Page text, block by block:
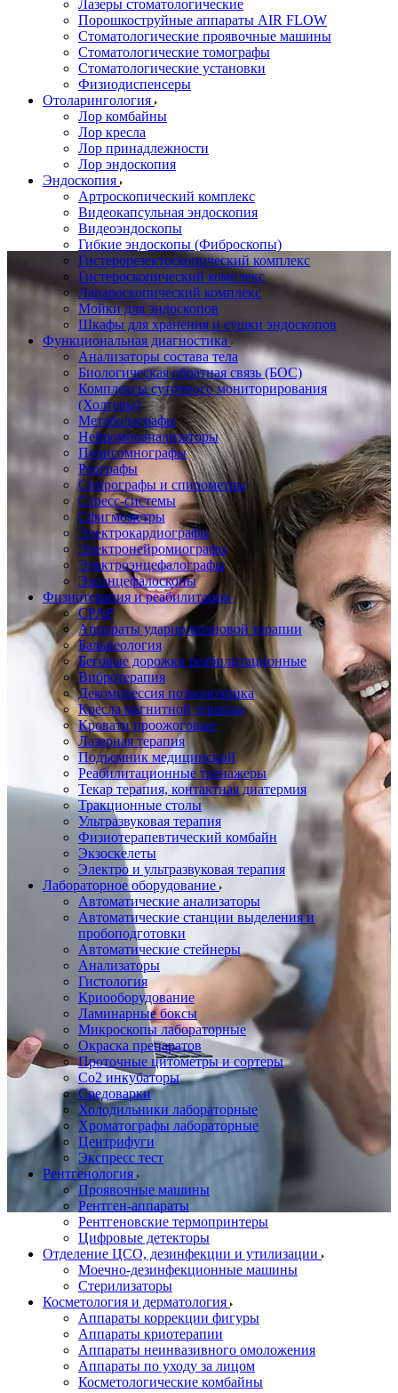
Лазеры стоматологические
Порошкоструйные аппараты AIR FLOW
Стоматологические проявочные машины
Стоматологические томографы
Стоматологические установки
Физиодиспенсеры
Отоларингология
Лор комбайны
Лор кресла
Лор принадлежности
Лор эндоскопия
Эндоскопия
Артроскопический комплекс
Видеокапсульная эндоскопия
Видеоэндоскопы
Гибкие эндоскопы (Фиброcкопы)
Гистерорезектоскопический комплекс
Гистероскопический комплекс
Лапароскопический комплекс
Мойки для эндоскопов
Шкафы для хранения и сушки эндоскопов
Функциональная диагностика
Анализаторы состава тела
Биологическая обратная связь (БОС)
Комплексы суточного мониторирования
(Холтеры)
Метаболографы
Нейромиоанализаторы
Полисомнографы
Реографы
Спирографы и спирометры
Стресс-системы
Сфигмометры
Электрокардиографы
Электронейромиографы
Электроэнцефалографы
Эхоэнцефалоскопы
Физиотерапия и реабилитация
CPAP
Аппараты ударно-волновой терапии
Бальнеология
Беговые дорожки реабилитационные
Вибротерапия
Декомпрессия позвоночника
Кресла магнитной терапии
Кровати проожоговые
Лазерная терапия
Подъемник медицинский
Реабилитационные тренажеры
Текар терапия, контактная диатермия
Тракционные столы
Ультразвуковая терапия
Физиотерапевтический комбайн
Экзоскелеты
Электро и ультразвуковая терапия
Лабораторное оборудование
Автоматические анализаторы
Автоматические станции выделения и
пробоподготовки
Автоматические стейнеры
Анализаторы
Гистология
Криооборудование
Ламинарные боксы
Микроскопы лабораторные
Окраска препаратов
Проточные цитометры и сортеры
Со2 инкубаторы
Средоварки
Холодильники лабораторные
Хроматографы лабораторные
Центрифуги
Экспресс тест
Рентгенология
Проявочные машины
Рентген-аппараты
Рентгеновские термопринтеры
Цифровые детекторы
Отделение ЦСО, дезинфекции и утилизации
Моечно-дезинфекционные машины
Стерилизаторы
Косметология и дерматология
Аппараты коррекции фигуры
Аппараты криотерапии
Аппараты неинвазивного омоложения
Аппараты по уходу за лицом
Косметологические комбайны